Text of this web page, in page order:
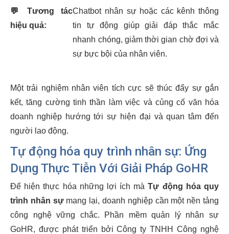
💬
Tương tác
hiệu quả:
Chatbot nhân sự hoặc các kênh thông
tin tự động giúp giải đáp thắc mắc
nhanh chóng, giảm thời gian chờ đợi và
sự bực bội của nhân viên.
Một trải nghiệm nhân viên tích cực sẽ thúc đẩy sự gắn
kết, tăng cường tinh thần làm việc và củng cố văn hóa
doanh nghiệp hướng tới sự hiện đại và quan tâm đến
người lao động.
Tự động hóa quy trình nhân sự: Ứng
Dụng Thực Tiễn Với Giải Pháp GoHR
Để hiện thực hóa những lợi ích màTự động hóa quy
trình nhân sựmang lại, doanh nghiệp cần một nền tảng
công nghệ vững chắc. Phần mềm quản lý nhân sự
GoHR, được phát triển bởi Công ty TNHH Công nghệ